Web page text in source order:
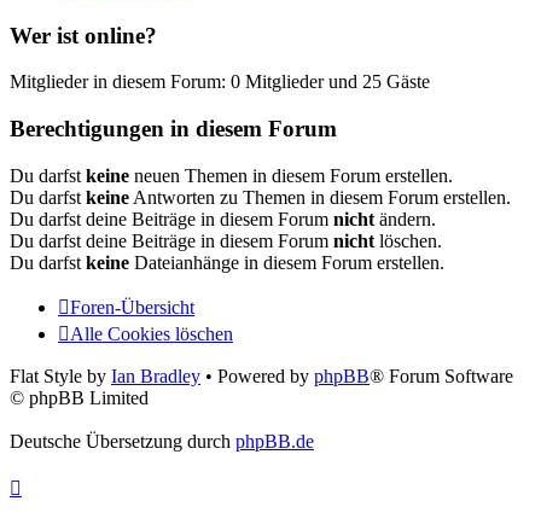
Wer ist online?
Mitglieder in diesem Forum: 0 Mitglieder und 25 Gäste
Berechtigungen in diesem Forum
Du darfst keine neuen Themen in diesem Forum erstellen.
Du darfst keine Antworten zu Themen in diesem Forum erstellen.
Du darfst deine Beiträge in diesem Forum nicht ändern.
Du darfst deine Beiträge in diesem Forum nicht löschen.
Du darfst keine Dateianhänge in diesem Forum erstellen.
Foren-Übersicht
Alle Cookies löschen
Flat Style by Ian Bradley • Powered by phpBB® Forum Software
© phpBB Limited
Deutsche Übersetzung durch phpBB.de